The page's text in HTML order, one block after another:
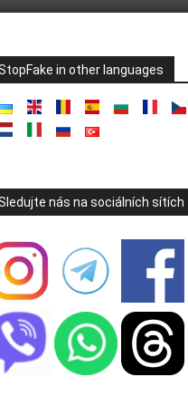
in other languages
nás na sociálních sítích